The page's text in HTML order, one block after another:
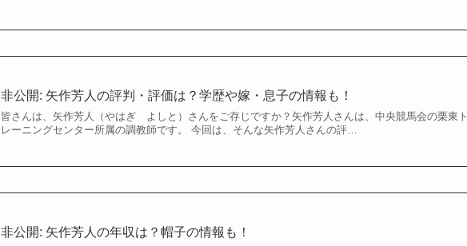
非公開: 矢作芳人の評判・評価は？学歴や嫁・息子の情報も！
皆さんは、矢作芳人（やはぎ よしと）さんをご存じですか？矢作芳人さんは、中央競馬会の栗東ト
レーニングセンター所属の調教師です。 今回は、そんな矢作芳人さんの評…
非公開: 矢作芳人の年収は？帽子の情報も！